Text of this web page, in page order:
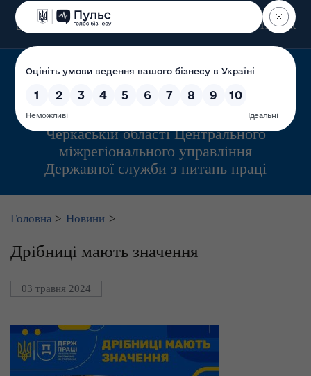
Пошук
Управління інспекційної діяльності у
Черкаській області Центрального
міжрегіонального управління
Державної служби з питань праці
Головна > Новини >
Дрібниці мають значення
03 травня 2024